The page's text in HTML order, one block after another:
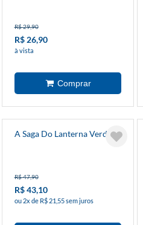
R$ 29,90
R$ 26,90
à vista
A Saga Do Lanterna Verde 9
R$ 47,90
R$ 43,10
ou 2x de R$ 21,55 sem juros